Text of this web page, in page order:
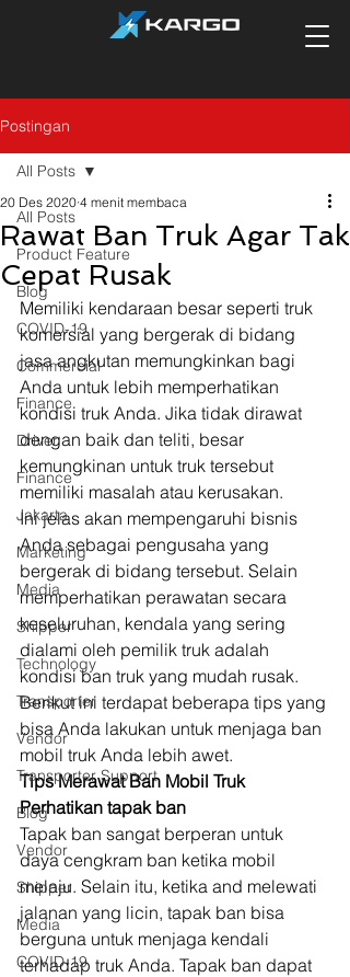
Postingan
All Posts
Product Feature
Blog
COVID-19
Commercial
Finance
Driver
Finance
Jakarta
Marketing
Media
Shipper
Technology
Transporter
Vendor
Transporter Support
Blog
Vendor
Shipper
Media
COVID-19
All Posts
Rawat Ban Truk Agar Tak
Cepat Rusak
20 Des 2020 4 menit membaca
Memiliki kendaraan besar seperti truk
komersial yang bergerak di bidang
jasa angkutan memungkinkan bagi
Anda untuk lebih memperhatikan
kondisi truk Anda. Jika tidak dirawat
dengan baik dan teliti, besar
kemungkinan untuk truk tersebut
memiliki masalah atau kerusakan.
Ini jelas akan mempengaruhi bisnis
Anda sebagai pengusaha yang
bergerak di bidang tersebut. Selain
memperhatikan perawatan secara
keseluruhan, kendala yang sering
dialami oleh pemilik truk adalah
kondisi ban truk yang mudah rusak.
Berikut ini terdapat beberapa tips yang
bisa Anda lakukan untuk menjaga ban
mobil truk Anda lebih awet.
﻿Tips Merawat Ban Mobil Truk
Perhatikan tapak ban
Tapak ban sangat berperan untuk
daya cengkram ban ketika mobil
melaju. Selain itu, ketika and melewati
jalanan yang licin, tapak ban bisa
berguna untuk menjaga kendali
terhadap truk Anda. Tapak ban dapat